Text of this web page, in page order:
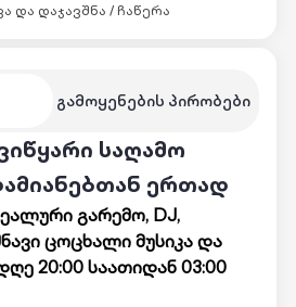
გამოყენების პირობები
საღამო
ერთად
გარემო, DJ,
ცოცხალი მუსიკა და
20:00 საათიდან 03:00
და დაჯავშნა / ჩაწერა